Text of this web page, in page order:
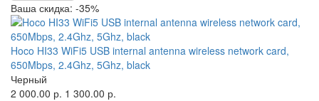
Ваша скидка: -35%
Hoco HI33 WiFi5 USB internal antenna wireless network card,
650Mbps, 2.4Ghz, 5Ghz, black
Черный
2 000.00 р. 1 300.00 р.